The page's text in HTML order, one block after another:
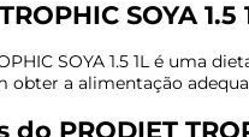
SOYA
SOYA 1.5 1L é uma
obter a alimentação
PRODIET